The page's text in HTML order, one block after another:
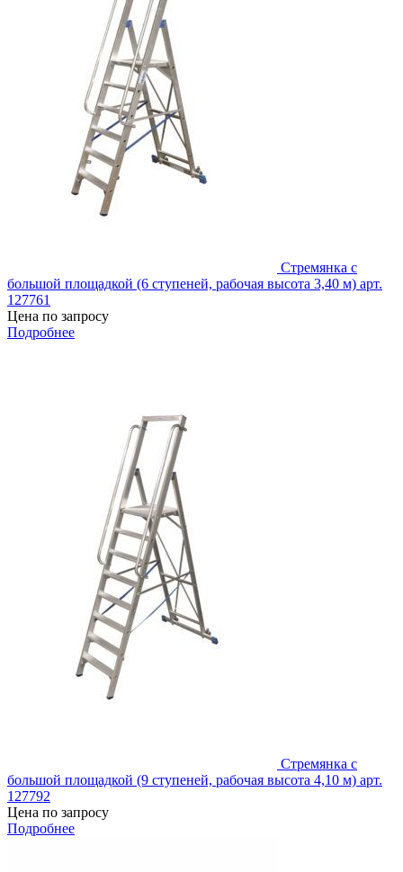
Стремянка с
большой площадкой (6 ступеней, рабочая высота 3,40 м) арт.
127761
Цена по запросу
Подробнее
Стремянка с
большой площадкой (9 ступеней, рабочая высота 4,10 м) арт.
127792
Цена по запросу
Подробнее